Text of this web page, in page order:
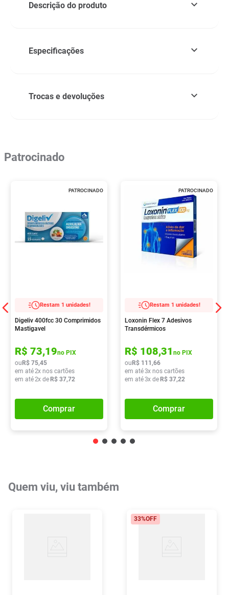
Descrição do produto
Especificações
Trocas e devoluções
Patrocinado
PATROCINADO
Restam 1 unidades!
Digeliv 400fcc 30 Comprimidos
Mastigavel
R$ 73,19no PIX
ou R$ 75,45
em até2x nos cartões
em até2x de R$ 37,72
Comprar
PATROCINADO
Restam 1 unidades!
Loxonin Flex 7 Adesivos
Transdérmicos
R$ 108,31 no PIX
ou R$ 111 ,66
em até3x nos cartões
em até3x de R$ 37,22
Comprar
Quem viu, viu também
33%OFF